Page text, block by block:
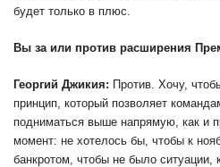
будет только в плюс.
Вы за или против расширения
Георгий Джикия: Против. Хочу,
принцип, который позволяет
подниматься выше напрямую, как и
момент: не хотелось бы, чтобы к
банкротом, чтобы не было ситуации,